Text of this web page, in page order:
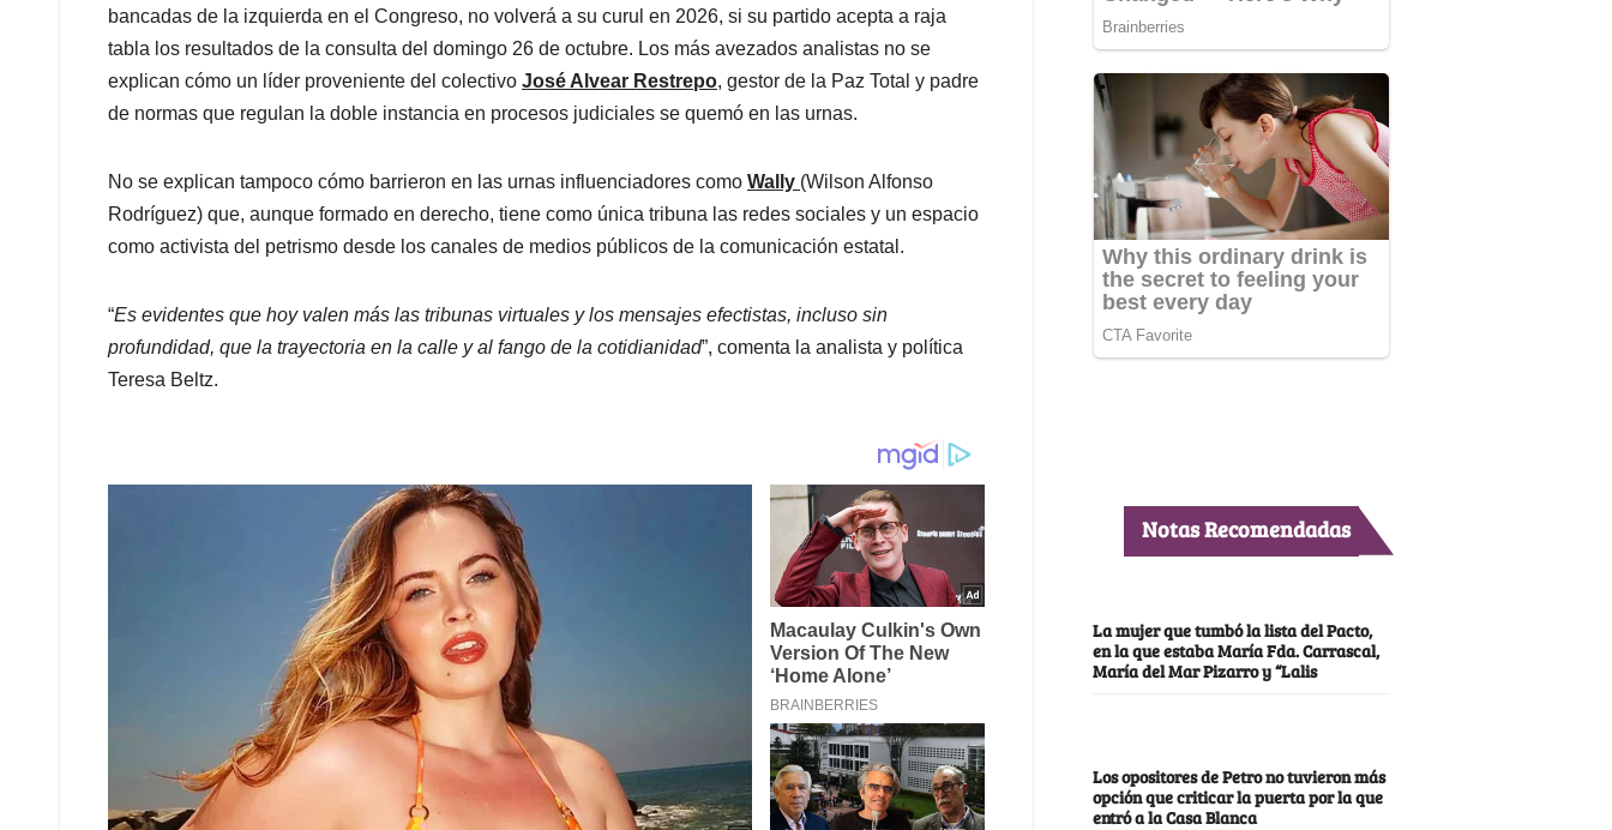
p
p
o
k
I
n
s
bancadas de la izquierda en el Congreso, no volverá a su curul en 2026, si su partido acepta a raja
tabla los resultados de la consulta del domingo 26 de octubre. Los más avezados analistas no se
explican cómo un líder proveniente del colectivo José Alvear Restrepo, gestor de la Paz Total y padre
de normas que regulan la doble instancia en procesos judiciales se quemó en las urnas.
No se explican tampoco cómo barrieron en las urnas influenciadores como Wally (Wilson Alfonso
Rodríguez) que, aunque formado en derecho, tiene como única tribuna las redes sociales y un espacio
como activista del petrismo desde los canales de medios públicos de la comunicación estatal.
“Es evidentes que hoy valen más las tribunas virtuales y los mensajes efectistas, incluso sin
profundidad, que la trayectoria en la calle y al fango de la cotidianidad”, comenta la analista y política
Teresa Beltz.
Notas Recomendadas
La mujer que tumbó la lista del Pacto,
en la que estaba María Fda. Carrascal,
María del Mar Pizarro y “Lalis
Los opositores de Petro no tuvieron más
opción que criticar la puerta por la que
entró a la Casa Blanca